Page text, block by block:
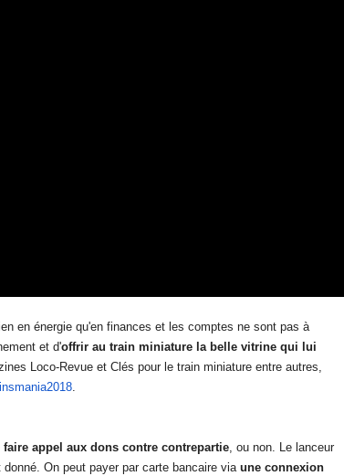
en énergie qu'en finances et les comptes ne sont pas à
et d'offrir au train miniature la belle vitrine qui lui
Loco-Revue et Clés pour le train miniature entre autres,
.
faire appel aux dons contre contrepartie, ou non. Le lanceur
On peut payer par carte bancaire via une connexion